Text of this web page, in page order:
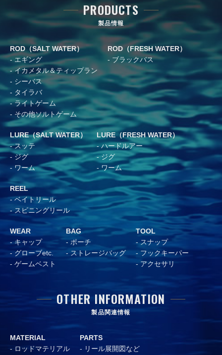
PRODUCTS
製品情報
ROD（SALT WATER）
エギング
イカメタル＆ティップラン
シーバス
タイラバ
ライトゲーム
その他ソルトゲーム
ROD（FRESH WATER）
ブラックバス
LURE（SALT WATER）
スッテ
ジグ
ワーム
LURE（FRESH WATER）
ハードルアー
ジグ
ワーム
REEL
ベイトリール
スピニングリール
WEAR
キャップ
グローブetc.
ゲームベスト
BAG
ポーチ
ストレージバッグ
TOOL
スナップ
フックキーパー
アクセサリ
OTHER INFORMATION
製品関連情報
MATERIAL
ロッドマテリアル
PARTS
リール展開図など